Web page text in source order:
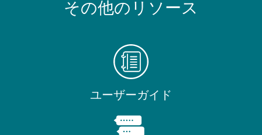
その他のリソース
ユーザーガイド